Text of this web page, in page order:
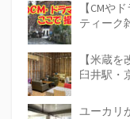
【CMや
ティーク
【米蔵
臼井駅・
ユーカリ